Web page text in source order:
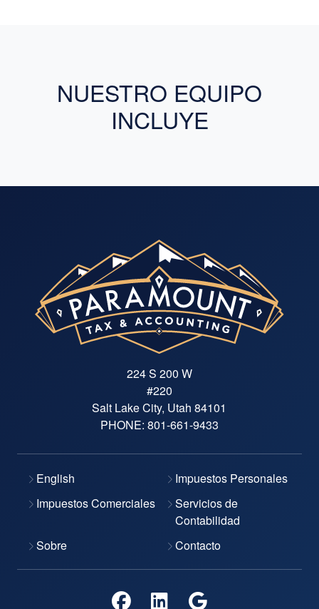
NUESTRO EQUIPO
INCLUYE
224 S 200 W
#220
Salt Lake City, Utah 84101
PHONE: 801-661-9433
English
Impuestos Personales
Impuestos Comerciales
Servicios de
Contabilidad
Sobre
Contacto